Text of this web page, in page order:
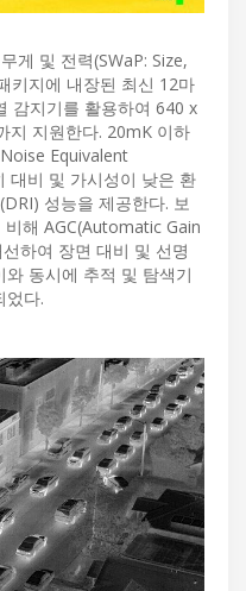
게 및 전력(SWaP: Size,
키지에 내장된 최신 12마
감지기를 활용하여 640 x
지 지원한다. 20mK 이하
Equivalent
비 및 가시성이 낮은 환
성능을 제공한다. 보
해 AGC(Automatic Gain
하여 장면 대비 및 선명
동시에 추적 및 탐색기
었다.